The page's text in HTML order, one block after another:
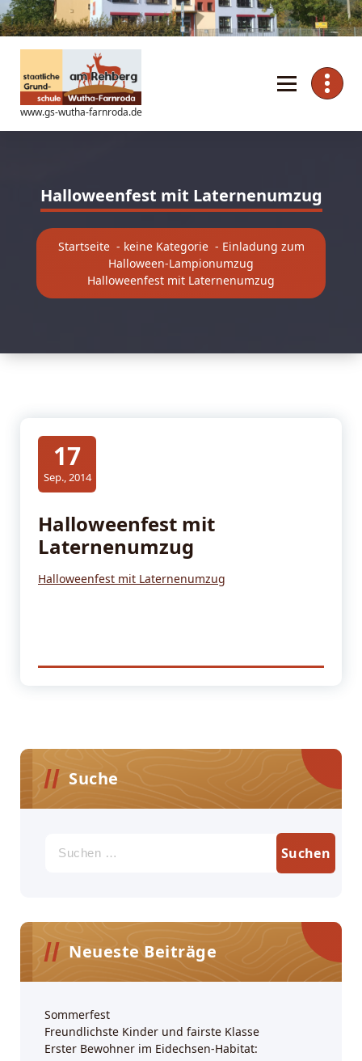
Zum
Inhalt
springen
www.gs-wutha-farnroda.de
Halloweenfest mit Laternenumzug
Startseite- keine Kategorie- Einladung zum
Halloween-Lampionumzug
Halloweenfest mit Laternenumzug
17
Sep., 2014
Halloweenfest mit
Laternenumzug
Halloweenfest mit Laternenumzug
Suche
nach:
Neueste Beiträge
Sommerfest
Freundlichste Kinder und fairste Klasse
Erster Bewohner im Eidechsen-Habitat: